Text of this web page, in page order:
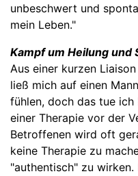
unbeschwert und
mein Leben."
Kampf um Heilung und
Aus einer kurzen
ließ mich auf einen
fühlen, doch das tue
einer Therapie vor der
Betroffenen wird oft
keine Therapie zu
"authentisch" zu